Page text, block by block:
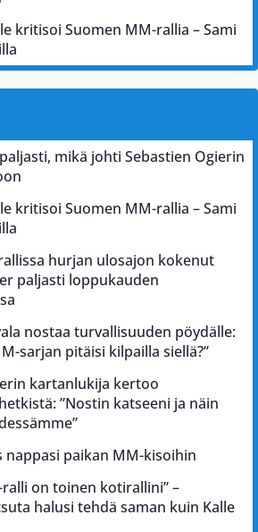
kritisoi Suomen MM-rallia – Sami
mikä johti Sebastien Ogierin
kritisoi Suomen MM-rallia – Sami
hurjan ulosajon kokenut
paljasti loppukauden
nostaa turvallisuuden pöydälle:
sarjan pitäisi kilpailla siellä?”
kartanlukija kertoo
”Nostin katseeni ja näin
nappasi paikan MM-kisoihin
on toinen kotirallini” –
halusi tehdä saman kuin Kalle